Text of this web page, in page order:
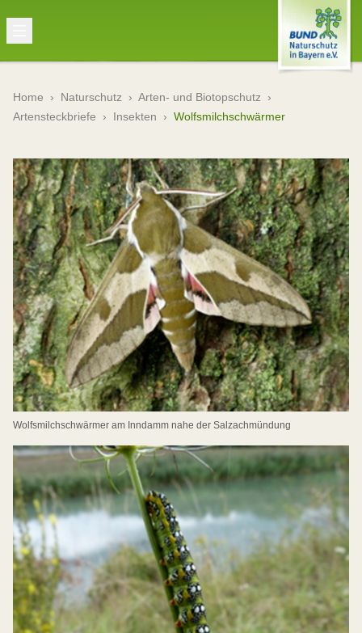
Home › Naturschutz › Arten- und Biotopschutz ›
Artensteckbriefe › Insekten › Wolfsmilchschwärmer
Wolfsmilchschwärmer am Inndamm nahe der Salzachmündung